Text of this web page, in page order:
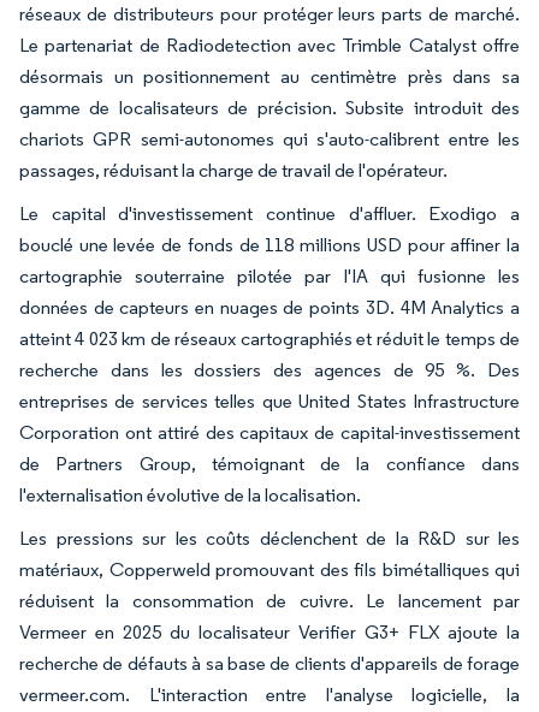
réseaux de distributeurs pour protéger leurs parts de marché.
Le partenariat de Radiodetection avec Trimble Catalyst offre
désormais un positionnement au centimètre près dans sa
gamme de localisateurs de précision. Subsite introduit des
chariots GPR semi-autonomes qui s'auto-calibrent entre les
passages, réduisant la charge de travail de l'opérateur.
Le capital d'investissement continue d'affluer. Exodigo a
bouclé une levée de fonds de 118 millions USD pour affiner la
cartographie souterraine pilotée par l'IA qui fusionne les
données de capteurs en nuages de points 3D. 4M Analytics a
atteint 4 023 km de réseaux cartographiés et réduit le temps de
recherche dans les dossiers des agences de 95 %. Des
entreprises de services telles que United States Infrastructure
Corporation ont attiré des capitaux de capital-investissement
de Partners Group, témoignant de la confiance dans
l'externalisation évolutive de la localisation.
Les pressions sur les coûts déclenchent de la R&D sur les
matériaux, Copperweld promouvant des fils bimétalliques qui
réduisent la consommation de cuivre. Le lancement par
Vermeer en 2025 du localisateur Verifier G3+ FLX ajoute la
recherche de défauts à sa base de clients d'appareils de forage
vermeer.com. L'interaction entre l'analyse logicielle, la